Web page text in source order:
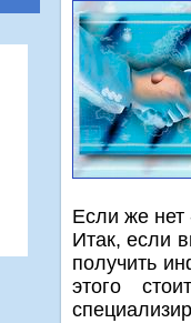
Если же нет
Итак, если
получить
этого